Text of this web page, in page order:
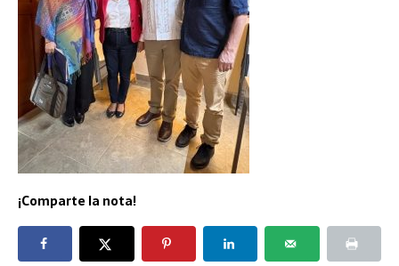
¡Comparte la nota!